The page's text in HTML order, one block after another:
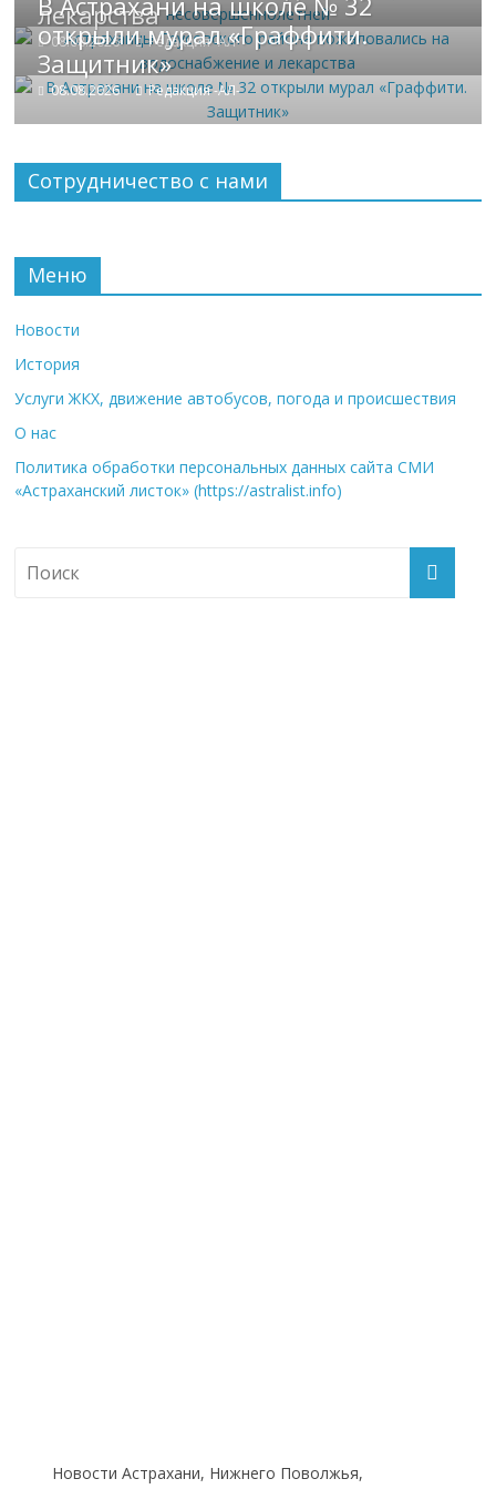
лекарства
08.08.2026 Редакция -АЛ-
открыли мурал «Граффити.
Защитник»
08.08.2026 Редакция -АЛ-
Сотрудничество с нами
Меню
Новости
История
Услуги ЖКХ, движение автобусов, погода и происшествия
О нас
Политика обработки персональных данных сайта СМИ
«Астраханский листок» (https://astralist.info)
Новости Астрахани, Нижнего Поволжья,